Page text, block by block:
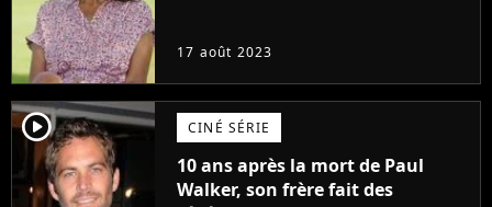
17 août 2023
player2 CINÉ SÉRIE
10 ans après la mort de Paul
Walker, son frère fait des